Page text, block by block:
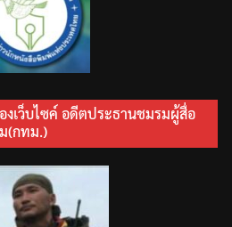
งเว็บไซค์ อดีตประธานชมรมผู้สื่อ
(กทม.)